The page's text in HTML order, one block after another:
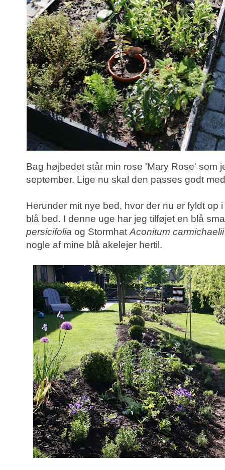
Bag højbedet står min rose 'Mary Rose' som
september. Lige nu skal den passes godt
Herunder mit nye bed, hvor der nu er fyldt op
blå bed. I denne uge har jeg tilføjet en blå
persicifolia og Stormhat Aconitum carmichaelii
nogle af mine blå akelejer hertil.